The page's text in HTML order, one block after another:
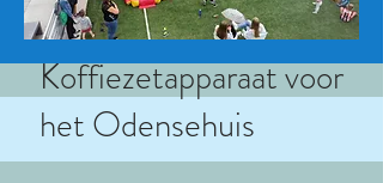
Koffiezetapparaat voor
het Odensehuis